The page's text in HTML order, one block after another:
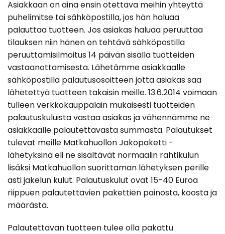
Asiakkaan on aina ensin otettava meihin yhteyttä
puhelimitse tai sähköpostilla, jos hän haluaa
palauttaa tuotteen. Jos asiakas haluaa peruuttaa
tilauksen niin hänen on tehtävä sähköpostilla
peruuttamisilmoitus 14 päivän sisällä tuotteiden
vastaanottamisesta. Lähetämme asiakkaalle
sähköpostilla palautusosoitteen jotta asiakas saa
lähetettyä tuotteen takaisin meille. 13.6.2014 voimaan
tulleen verkkokauppalain mukaisesti tuotteiden
palautuskuluista vastaa asiakas ja vähennämme ne
asiakkaalle palautettavasta summasta. Palautukset
tulevat meille Matkahuollon Jakopaketti -
lähetyksinä eli ne sisältävät normaalin rahtikulun
lisäksi Matkahuollon suorittaman lähetyksen perille
asti jakelun kulut. Palautuskulut ovat 15-40 Euroa
riippuen palautettavien pakettien painosta, koosta ja
määrästä.
Palautettavan tuotteen tulee olla pakattu